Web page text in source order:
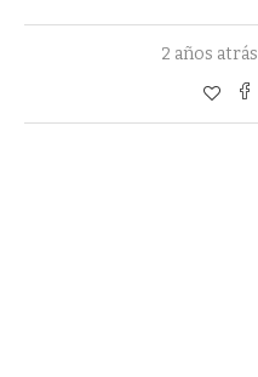
2 años atrás